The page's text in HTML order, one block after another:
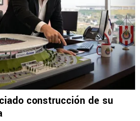
construcción de su